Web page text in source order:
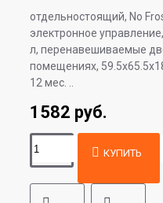
отдельностоящий, No
электронное
л, перенавешиваемые
помещениях,
12 мес. ..
1582 руб.
КУПИТЬ